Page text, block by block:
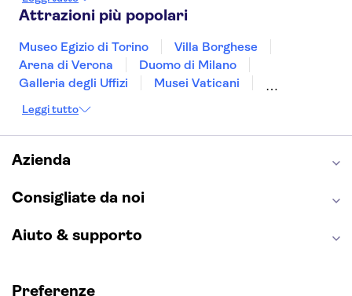
Bologna
Malta Genova
Attrazioni più popolari
Museo Egizio di Torino
Villa Borghese
Arena di Verona
Duomo di Milano
Galleria degli Uffizi
Musei Vaticani
Museo del Louvre
Teatro alla Scala
Sagrada Familia
Pantheon
Napoli Sotterranea
Leggi tutto
Azienda
Consigliate da noi
Aiuto & supporto
Preferenze